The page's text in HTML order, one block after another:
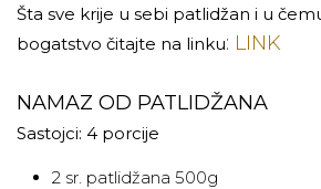
Šta sve krije u sebi patlidžan i u
bogatstvo čitajte na linku: LINK
NAMAZ OD PATLIDŽANA
Sastojci: 4 porcije
2 sr. patlidžana 500g